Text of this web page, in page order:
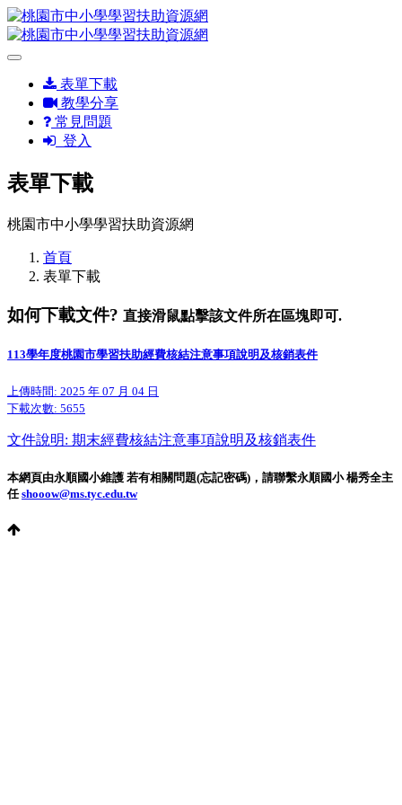
表單下載
教學分享
常見問題
登入
表單下載
桃園市中小學學習扶助資源網
首頁
表單下載
如何下載文件? 直接滑鼠點擊該文件所在區塊即可.
113學年度桃園市學習扶助經費核結注意事項說明及核銷表件
上傳時間: 2025 年 07 月 04 日
下載次數: 5655
文件說明: 期末經費核結注意事項說明及核銷表件
本網頁由永順國小維護 若有相關問題(忘記密碼)，請聯繫永順國小 楊秀全主
任shooow@ms.tyc.edu.tw